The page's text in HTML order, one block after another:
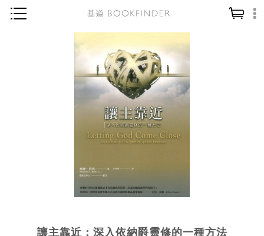
神學／教義
信徒生活
教會事工
社會／倫理
讓主靠近：深入依納爵靈修的一種方法